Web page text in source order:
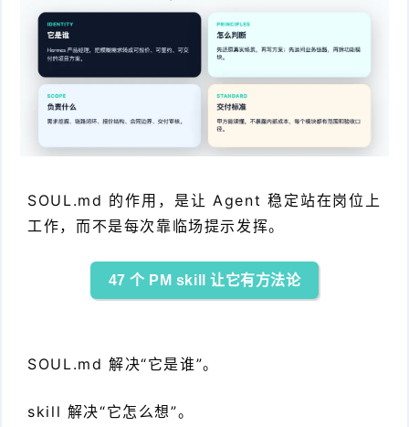
SOUL.md 的作用，是让 Agent 稳定站在岗位上
工作，而不是每次靠临场提示发挥。
47 个 PM skill 让它有方法论
SOUL.md 解决“它是谁”。
skill 解决“它怎么想”。